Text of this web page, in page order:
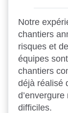
Notre
chantiers
risques et
équipes
chantiers
déjà réalisé
difficiles.